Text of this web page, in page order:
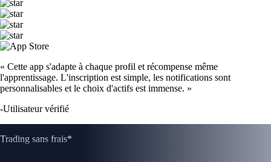
« Cette app s'adapte à chaque profil et récompense même
l'apprentissage. L'inscription est simple, les notifications sont
personnalisables et le choix d'actifs est immense. »
-Utilisateur vérifié
Trading sans frais*